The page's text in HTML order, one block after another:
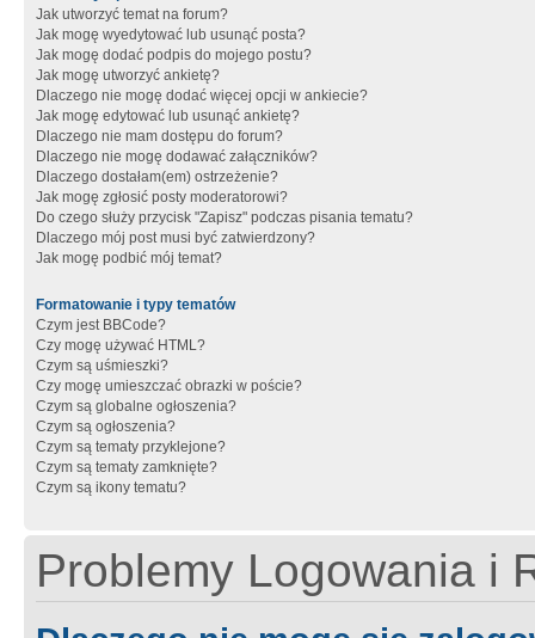
Jak utworzyć temat na forum?
Jak mogę wyedytować lub usunąć posta?
Jak mogę dodać podpis do mojego postu?
Jak mogę utworzyć ankietę?
Dlaczego nie mogę dodać więcej opcji w ankiecie?
Jak mogę edytować lub usunąć ankietę?
Dlaczego nie mam dostępu do forum?
Dlaczego nie mogę dodawać załączników?
Dlaczego dostałam(em) ostrzeżenie?
Jak mogę zgłosić posty moderatorowi?
Do czego służy przycisk "Zapisz" podczas pisania tematu?
Dlaczego mój post musi być zatwierdzony?
Jak mogę podbić mój temat?
Formatowanie i typy tematów
Czym jest BBCode?
Czy mogę używać HTML?
Czym są uśmieszki?
Czy mogę umieszczać obrazki w poście?
Czym są globalne ogłoszenia?
Czym są ogłoszenia?
Czym są tematy przyklejone?
Czym są tematy zamknięte?
Czym są ikony tematu?
Problemy Logowania i